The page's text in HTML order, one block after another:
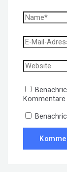
Name*
E-
Mail-
Adresse*
Website
Kommentare